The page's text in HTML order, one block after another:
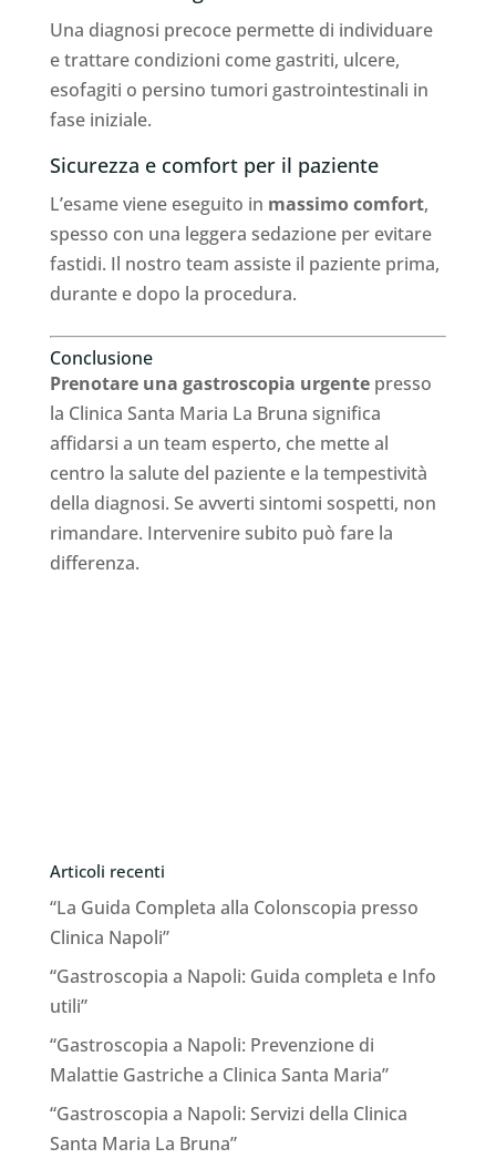
Una diagnosi precoce permette di individuare
e trattare condizioni come gastriti, ulcere,
esofagiti o persino tumori gastrointestinali in
fase iniziale.
Sicurezza e comfort per il paziente
L’esame viene eseguito in massimo comfort,
spesso con una leggera sedazione per evitare
fastidi. Il nostro team assiste il paziente prima,
durante e dopo la procedura.
Conclusione
Prenotare una gastroscopia urgentepresso
la Clinica Santa Maria La Bruna significa
affidarsi a un team esperto, che mette al
centro la salute del paziente e la tempestività
della diagnosi. Se avverti sintomi sospetti, non
rimandare. Intervenire subito può fare la
differenza.
Articoli recenti
“La Guida Completa alla Colonscopia presso
Clinica Napoli”
“Gastroscopia a Napoli: Guida completa e Info
utili”
“Gastroscopia a Napoli: Prevenzione di
Malattie Gastriche a Clinica Santa Maria”
“Gastroscopia a Napoli: Servizi della Clinica
Santa Maria La Bruna”